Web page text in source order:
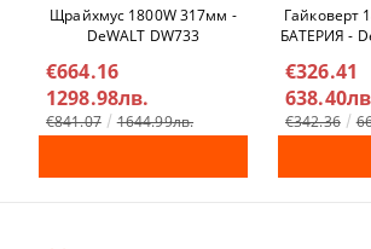
Щрайхмус 1800W 317мм -
DeWALT DW733
€664.16
1298.98лв.
€841.07 1644.99лв.
Гайковерт
БАТЕРИЯ -
€326.41
€342.36